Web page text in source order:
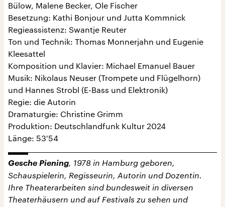
Bülow, Malene Becker, Ole Fischer
Besetzung: Kathi Bonjour und Jutta Kommnick
Regieassistenz: Swantje Reuter
Ton und Technik: Thomas Monnerjahn und Eugenie
Kleesattel
Komposition und Klavier: Michael Emanuel Bauer
Musik: Nikolaus Neuser (Trompete und Flügelhorn)
und Hannes Strobl (E-Bass und Elektronik)
Regie: die Autorin
Dramaturgie: Christine Grimm
Produktion: Deutschlandfunk Kultur 2024
Länge: 53'54
Gesche Piening, 1978 in Hamburg geboren,
Schauspielerin, Regisseurin, Autorin und Dozentin.
Ihre Theaterarbeiten sind bundesweit in diversen
Theaterhäusern und auf Festivals zu sehen und